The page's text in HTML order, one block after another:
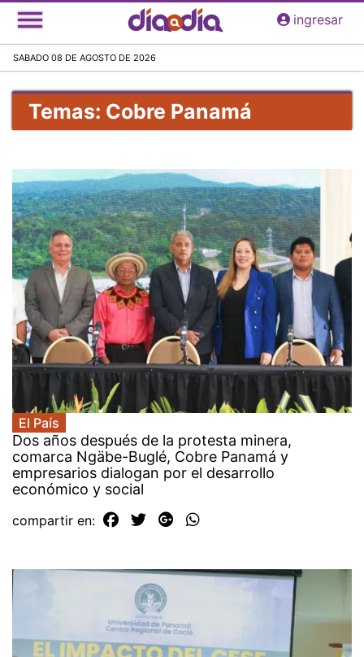
Pasar
al
principal
ingresar
SABADO 08 DE AGOSTO DE 2026
Temas: Cobre Panamá
El País
Dos años después de la protesta minera,
comarca Ngäbe-Buglé, Cobre Panamá y
empresarios dialogan por el desarrollo
económico y social
compartir en: